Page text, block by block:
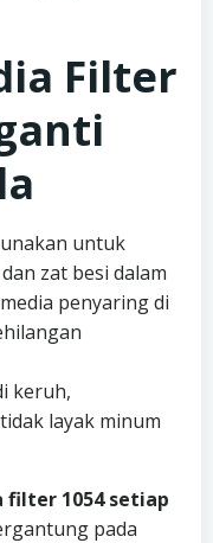
Filter
untuk
zat besi dalam
penyaring di
keruh,
layak minum
1054 setiap
pada